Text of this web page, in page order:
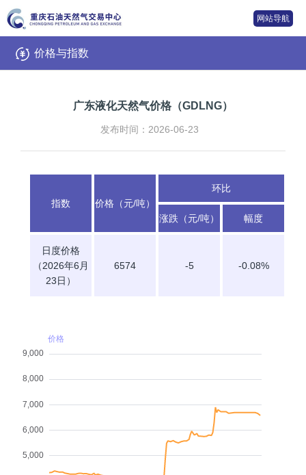
网站导航
价格与指数
广东液化天然气价格（GDLNG）
发布时间：2026-06-23
指数 价格（元/吨）
环比
涨跌（元/吨） 幅度
日度价格
（2026年6月
23日）
6574 -5 -0.08%